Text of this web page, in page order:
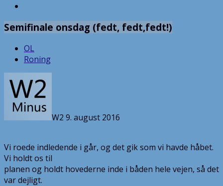
Semifinale onsdag (fedt, fedt,fedt!)
OL
Roning
W2 9. august 2016
Vi roede indledende i går, og det gik som vi havde håbet.
Vi holdt os til
planen og holdt hovederne inde i båden hele vejen, så det
var dejligt.